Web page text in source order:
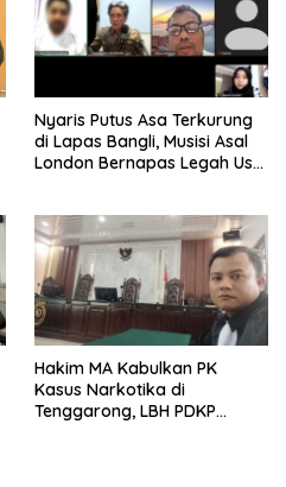
Nyaris Putus Asa Terkurung
di Lapas Bangli, Musisi Asal
London Bernapas Legah Usai
Hakim MA Kabulkan PK
Kasus Narkotika di
Tenggarong, LBH PDKP